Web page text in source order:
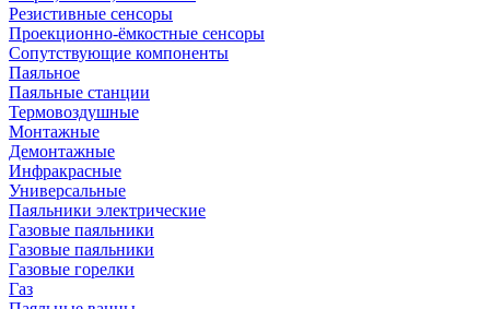
Резистивные сенсоры
Проекционно-ёмкостные сенсоры
Сопутствующие компоненты
Паяльное
Паяльные станции
Термовоздушные
Монтажные
Демонтажные
Инфракрасные
Универсальные
Паяльники электрические
Газовые паяльники
Газовые паяльники
Газовые горелки
Газ